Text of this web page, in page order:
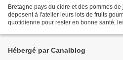
Bretagne pays du cidre et des pommes
déposent à l'atelier leurs lots de fruits
quotidienne pour rester en bonne santé,
Hébergé par Canalblog